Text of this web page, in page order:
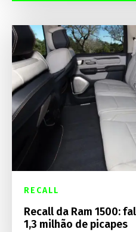
RECALL
Recall da Ram 1500:
1,3 milhão de picapes